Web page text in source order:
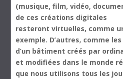
(musique, film, vidéo,
de ces créations digitales
resteront virtuelles, comme
exemple. D’autres, comme
d’un bâtiment créés par
et modifiées dans le monde
que nous utilisons tous les